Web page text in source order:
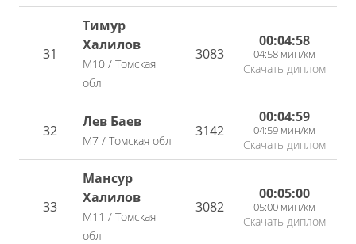
31
Тимур
Халилов
М10 / Томская
обл
3083
00:04:58
04:58 мин/км
Скачать диплом
32
Лев Баев
М7 / Томская обл
3142
00:04:59
04:59 мин/км
Скачать диплом
33
Мансур
Халилов
М11 / Томская
обл
3082
00:05:00
05:00 мин/км
Скачать диплом